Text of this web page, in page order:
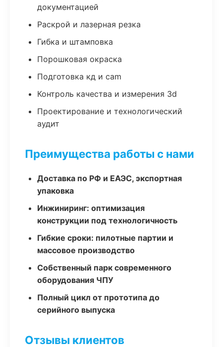
документацией
Раскрой и лазерная резка
Гибка и штамповка
Порошковая окраска
Подготовка кд и cam
Контроль качества и измерения 3d
Проектирование и технологический
аудит
Преимущества работы с нами
Доставка по РФ и ЕАЭС, экспортная
упаковка
Инжиниринг: оптимизация
конструкции под технологичность
Гибкие сроки: пилотные партии и
массовое производство
Собственный парк современного
оборудования ЧПУ
Полный цикл от прототипа до
серийного выпуска
Отзывы клиентов